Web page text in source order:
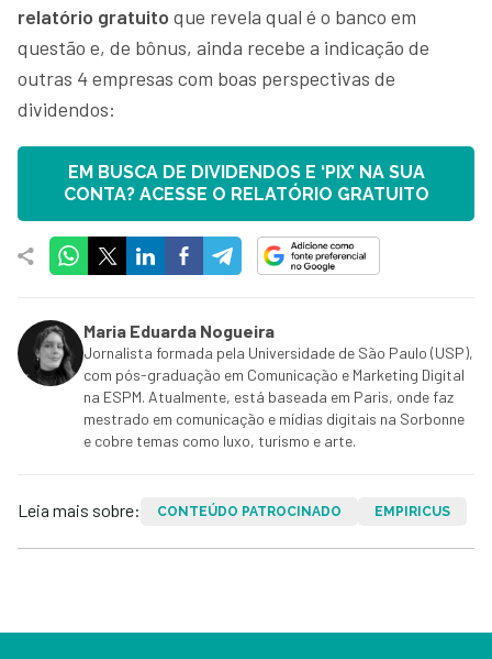
relatório gratuito que revela qual é o banco em
questão e, de bônus, ainda recebe a indicação de
outras 4 empresas com boas perspectivas de
dividendos:
EM BUSCA DE DIVIDENDOS E ‘PIX’ NA SUA
CONTA? ACESSE O RELATÓRIO GRATUITO
Maria Eduarda Nogueira
Jornalista formada pela Universidade de São Paulo (USP),
com pós-graduação em Comunicação e Marketing Digital
na ESPM. Atualmente, está baseada em Paris, onde faz
mestrado em comunicação e mídias digitais na Sorbonne
e cobre temas como luxo, turismo e arte.
Leia mais sobre: CONTEÚDO PATROCINADO EMPIRICUS